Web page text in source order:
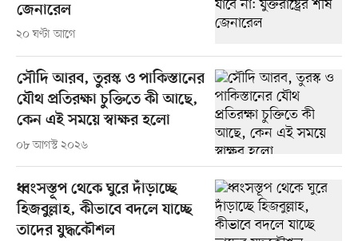
জেনারেল
২০ ঘণ্টা আগে
সৌদি আরব, তুরস্ক ও পাকিস্তানের
যৌথ প্রতিরক্ষা চুক্তিতে কী আছে,
কেন এই সময়ে স্বাক্ষর হলো
০৮ আগস্ট ২০২৬
ধ্বংসস্তূপ থেকে ঘুরে দাঁড়াচ্ছে
হিজবুল্লাহ, কীভাবে বদলে যাচ্ছে
তাদের যুদ্ধকৌশল